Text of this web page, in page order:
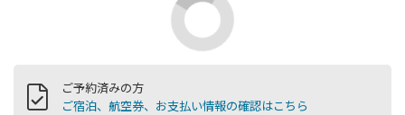
ご予約済みの方
ご宿泊、航空券、お支払い情報の確認はこちら